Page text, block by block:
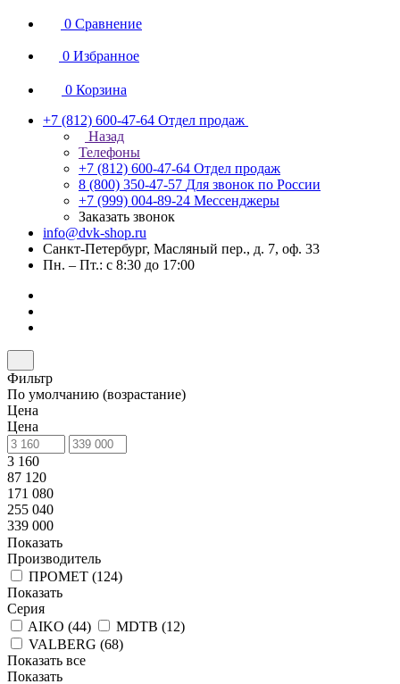
0 Сравнение
0 Избранное
0 Корзина
+7 (812) 600-47-64 Отдел продаж
Назад
Телефоны
+7 (812) 600-47-64 Отдел продаж
8 (800) 350-47-57 Для звонок по России
+7 (999) 004-89-24 Мессенджеры
Заказать звонок
info@dvk-shop.ru
Санкт-Петербург, Масляный пер., д. 7, оф. 33
Пн. – Пт.: с 8:30 до 17:00
Фильтр
По умолчанию (возрастание)
Цена
Цена
3 160
87 120
171 080
255 040
339 000
Показать
Производитель
ПРОМЕТ (124)
Показать
Серия
AIKO (44) MDTB (12)
VALBERG (68)
Показать все
Показать